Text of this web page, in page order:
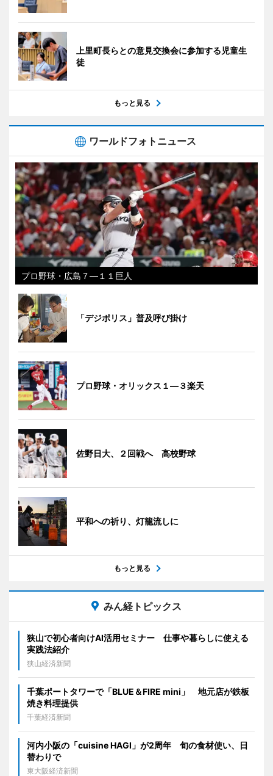
上里町長らとの意見交換会に参加する児童生
徒
もっと見る
ワールドフォトニュース
プロ野球・広島７―１１巨人
「デジポリス」普及呼び掛け
プロ野球・オリックス１―３楽天
佐野日大、２回戦へ 高校野球
平和への祈り、灯籠流しに
もっと見る
みん経トピックス
狭山で初心者向けAI活用セミナー 仕事や暮らしに使える
実践法紹介
狭山経済新聞
千葉ポートタワーで「BLUE＆FIRE mini」 地元店が鉄板
焼き料理提供
千葉経済新聞
河内小阪の「cuisine HAGI」が2周年 旬の食材使い、日
替わりで
東大阪経済新聞